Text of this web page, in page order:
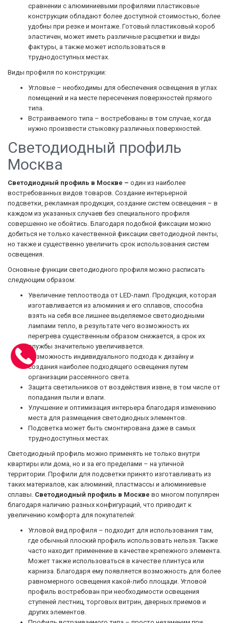
сравнении с алюминиевыми профилями пластиковые
конструкции обладают более доступной стоимостью, более
удобны при резке и монтаже. Готовый пластиковый короб
эластичен, может иметь различные расцветки и виды
фактуры, а также может использоваться в
труднодоступных местах.
Виды профиля по конструкции:
Угловые – необходимы для обеспечения освещения в углах
помещений и на месте пересечения поверхностей прямого
типа.
Встраиваемого типа – востребованы в том случае, когда
нужно произвести стыковку различных поверхностей.
Светодиодный профиль
Москва
Светодиодный профиль в Москве – один из наиболее
востребованных видов товаров. Создание интерьерной
подсветки, рекламная продукция, создание систем освещения – в
каждом из указанных случаев без специального профиля
совершенно не обойтись. Благодаря подобной фиксации можно
добиться не только качественной фиксации светодиодной ленты,
но также и существенно увеличить срок использования систем
освещения.
Основные функции светодиодного профиля можно расписать
следующим образом:
Увеличение теплоотвода от LED-ламп. Продукция, которая
изготавливается из алюминия и его сплавов, способна
взять на себя все лишнее выделяемое светодиодными
лампами тепло, в результате чего возможность их
перегрева существенным образом снижается, а срок их
службы значительно увеличивается.
Возможность индивидуального подхода к дизайну и
создания наиболее подходящего освещения путем
организации рассеянного света.
Защита светильников от воздействия извне, в том числе от
попадания пыли и влаги.
Улучшение и оптимизация интерьера благодаря изменению
места для размещения светодиодных элементов.
Подсветка может быть смонтирована даже в самых
труднодоступных местах.
Светодиодный профиль можно применять не только внутри
квартиры или дома, но и за его пределами – на уличной
территории. Профили для подсветки принято изготавливать из
таких материалов, как алюминий, пластмассы и алюминиевые
сплавы. Светодиодный профиль в Москве во многом популярен
благодаря наличию разных конфигураций, что приводит к
увеличению комфорта для покупателей:
Угловой вид профиля – подходит для использования там,
где обычный плоский профиль использовать нельзя. Также
часто находит применение в качестве крепежного элемента.
Может также использоваться в качестве плинтуса или
карниза. Благодаря ему появляется возможность для более
равномерного освещения какой-либо площади. Угловой
профиль востребован при необходимости освещения
ступеней лестниц, торговых витрин, дверных приемов и
других элементов.